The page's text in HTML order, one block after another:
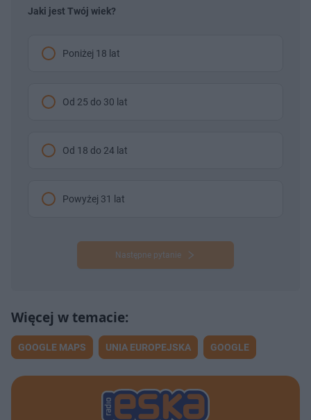
Jaki jest Twój wiek?
Poniżej 18 lat
Od 25 do 30 lat
Od 18 do 24 lat
Powyżej 31 lat
Następne pytanie
GOOGLE MAPS UNIA EUROPEJSKA GOOGLE